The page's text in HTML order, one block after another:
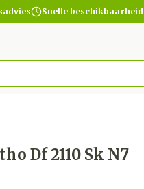
Snelle beschikbaarheid
categorie...
Df 2110 Sk N7